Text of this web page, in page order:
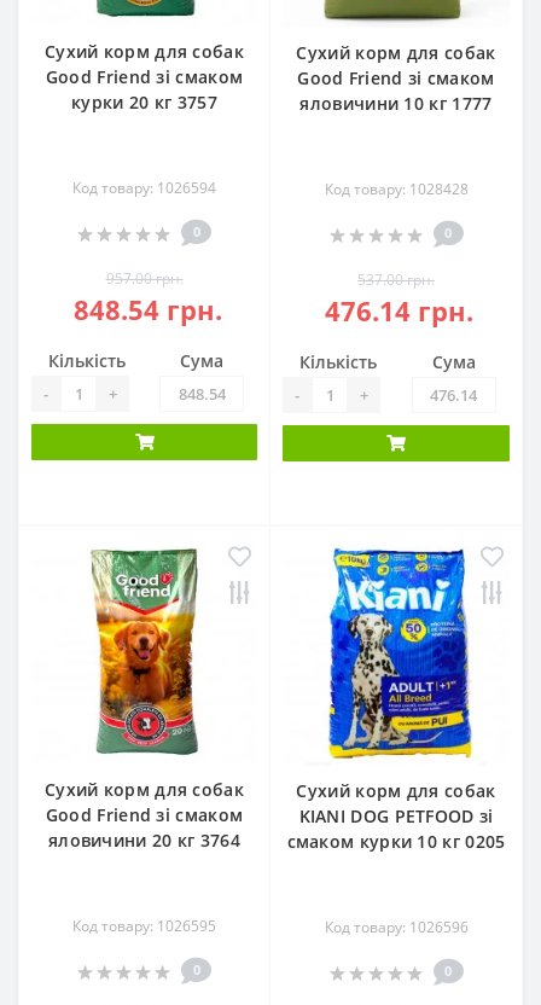
Сухий корм для собак
Good Friend зі смаком
курки 20 кг 3757
Код товару: 1026594
0
957.00 грн.
848.54 грн.
Кількість
- +
Сума
Сухий корм для собак
Good Friend зі смаком
яловичини 10 кг 1777
Код товару: 1028428
0
537.00 грн.
476.14 грн.
Кількість
- +
Сума
Сухий корм для собак
Good Friend зі смаком
яловичини 20 кг 3764
Код товару: 1026595
0
Сухий корм для собак
KIANI DOG PETFOOD зі
смаком курки 10 кг 0205
Код товару: 1026596
0